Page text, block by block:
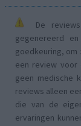
De
gegenereerd
goedkeuring, om
een review voor
geen medische
reviews alleen
die van de
ervaringen